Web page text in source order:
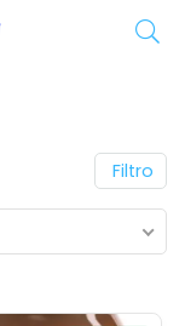
Filtro